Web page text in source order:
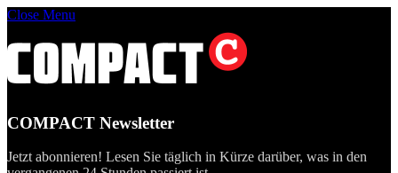
Close Menu
COMPACT Newsletter
Jetzt abonnieren! Lesen Sie täglich in Kürze darüber, was in den